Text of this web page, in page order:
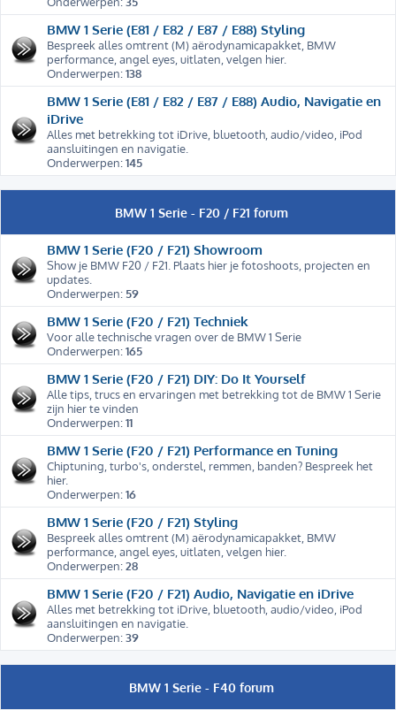
BMW 1 Serie (E81 / E82 / E87 / E88) Styling
Bespreek alles omtrent (M) aërodynamicapakket, BMW
performance, angel eyes, uitlaten, velgen hier.
Onderwerpen:138
BMW 1 Serie (E81 / E82 / E87 / E88) Audio, Navigatie en
iDrive
Alles met betrekking tot iDrive, bluetooth, audio/video, iPod
aansluitingen en navigatie.
Onderwerpen:145
BMW 1 Serie - F20 / F21 forum
BMW 1 Serie (F20 / F21) Showroom
Show je BMW F20 / F21. Plaats hier je fotoshoots, projecten en
updates.
Onderwerpen: 59
BMW 1 Serie (F20 / F21) Techniek
Voor alle technische vragen over de BMW 1 Serie
Onderwerpen:165
BMW 1 Serie (F20 / F21) DIY: Do It Yourself
Alle tips, trucs en ervaringen met betrekking tot de BMW 1 Serie
zijn hier te vinden
Onderwerpen:11
BMW 1 Serie (F20 / F21) Performance en Tuning
Chiptuning, turbo's, onderstel, remmen, banden? Bespreek het
hier.
Onderwerpen:16
BMW 1 Serie (F20 / F21) Styling
Bespreek alles omtrent (M) aërodynamicapakket, BMW
performance, angel eyes, uitlaten, velgen hier.
Onderwerpen:28
BMW 1 Serie (F20 / F21) Audio, Navigatie en iDrive
Alles met betrekking tot iDrive, bluetooth, audio/video, iPod
aansluitingen en navigatie.
Onderwerpen:39
BMW 1 Serie - F40 forum